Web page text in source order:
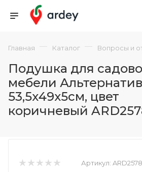
Главная — Каталог — Вопросы и
Подушка для
мебели
53,5х49х5см, цвет
коричневый
Артикул: